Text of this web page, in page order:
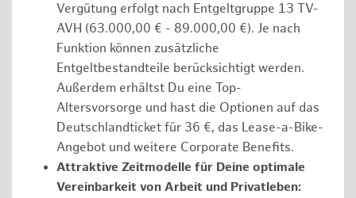
Vergütung erfolgt nach Entgeltgruppe 13 TV-
AVH (63.000,00 € - 89.000,00 €). Je nach
Funktion können zusätzliche
Entgeltbestandteile berücksichtigt werden.
Außerdem erhältst Du eine Top-
Altersvorsorge und hast die Optionen auf das
Deutschlandticket für 36 €, das Lease-a-Bike-
Angebot und weitere Corporate Benefits.
Attraktive Zeitmodelle für Deine optimale
Vereinbarkeit von Arbeit und Privatleben: